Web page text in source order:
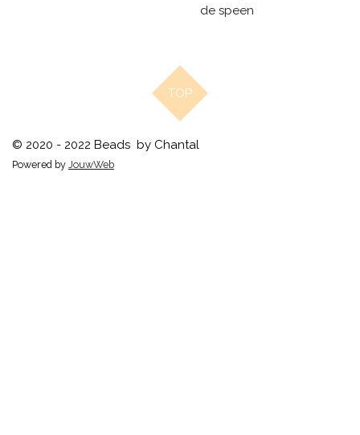
de speen
TOP
© 2020 - 2022 Beads by Chantal
Powered by JouwWeb